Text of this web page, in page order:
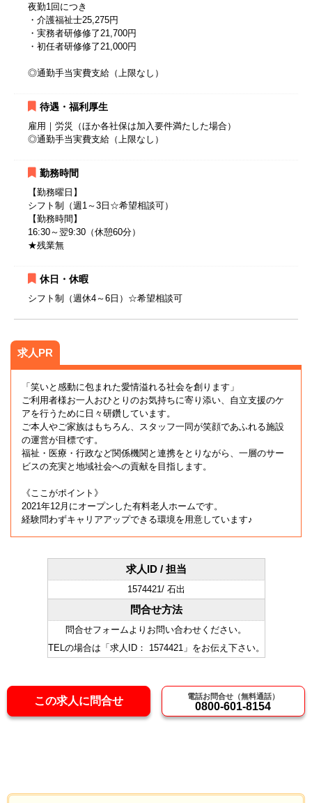
夜勤1回につき
・介護福祉士25,275円
・実務者研修修了21,700円
・初任者研修修了21,000円
◎通勤手当実費支給（上限なし）
待遇・福利厚生
雇用｜労災（ほか各社保は加入要件満たした場合）
◎通勤手当実費支給（上限なし）
勤務時間
【勤務曜日】
シフト制（週1～3日☆希望相談可）
【勤務時間】
16:30～翌9:30（休憩60分）
★残業無
休日・休暇
シフト制（週休4～6日）☆希望相談可
求人PR
「笑いと感動に包まれた愛情溢れる社会を創ります」
ご利用者様お一人おひとりのお気持ちに寄り添い、自立支援のケ
アを行うために日々研鑽しています。
ご本人やご家族はもちろん、スタッフ一同が笑顔であふれる施設
の運営が目標です。
福祉・医療・行政など関係機関と連携をとりながら、一層のサー
ビスの充実と地域社会への貢献を目指します。
《ここがポイント》
2021年12月にオープンした有料老人ホームです。
経験問わずキャリアアップできる環境を用意しています♪
求人ID / 担当
1574421/ 石出
問合せ方法
問合せフォームよりお問い合わせください。
TELの場合は「求人ID： 1574421」をお伝え下さい。
この求人に問合せ 電話お問合せ（無料通話）
0800-601-8154